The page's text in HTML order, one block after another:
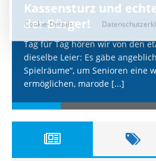
Kassensturz und
der Bürger!
Tag für Tag hören wir von den
dieselbe Leier: Es gäbe
Spielräume“, um Senioren eine
ermöglichen, marode [...]